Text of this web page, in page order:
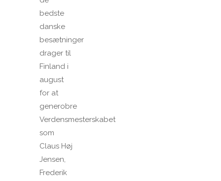
bedste
danske
besætninger
drager til
Finland i
august
for at
generobre
Verdensmesterskabet
som
Claus Høj
Jensen,
Frederik